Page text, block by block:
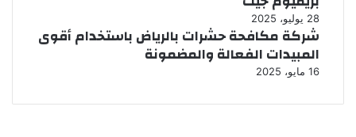
28 يوليو، 2025
شركة مكافحة حشرات بالرياض باستخدام أقوى
المبيدات الفعالة والمضمونة
16 مايو، 2025